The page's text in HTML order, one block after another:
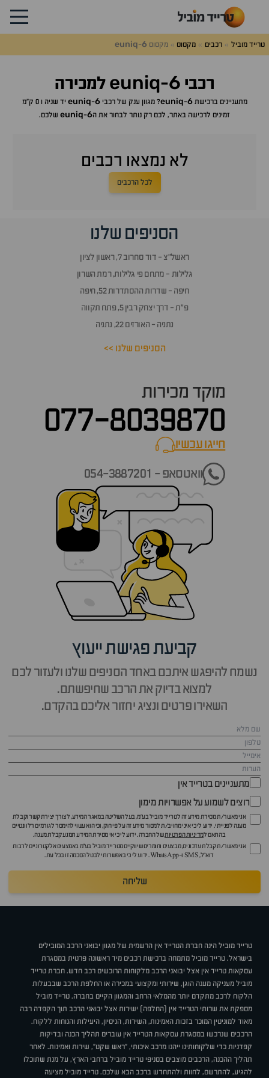
טרייד מוביל רכבים מקסוס מקסוס euniq-6
רכבי euniq-6 למכירה
מתעניינים ברכישת euniq-6 ? מגוון ענק של רכבי euniq-6
יד שניה ו 0 ק"מ
זמינים לרכישה באתר, לכם רק נותר לבחור את ה
euniq-6 שלכם.
לא נמצאו רכבים
לכל הרכבים
הסניפים שלנו
ראשל״צ - דוד סחרוב 7, ראשון לציון
גלילות - מתחם פי גלילות, רמת השרון
חיפה - שדרות ההסתדרות 52, חיפה
פ״ת - דרך יצחק רבין 5, פתח תקווה
נתניה - האורזים 22, נתניה
הסניפים שלנו >>
מוקד מכירות
077-8039870
חייגו עכשיוcall now
וואטסאפ - 054-3887201
קביעת פגישת ייעוץ
נשמח להיפגש איתכם באחד הסניפים שלנו ולעזור לכם
למצוא בדיוק את הרכב שחיפשתם.
השאירו פרטים ונציג יחזור אליכם בהקדם.
מתעניינים בטרייד אין
רוצים לשמוע על אפשרויות מימון
אני מאשר/ת מסירת מידע זה לטרייד מוביל בע"מ, בעל השליטה במאגר המידע, לצורך יצירת קשר וקבלת
מענה לפנייתי. ידוע לי כי איני מחויב/ת למסור מידע זה על פי חוק, וכי הוא עשוי להימסר לגורמים רלוונטיים
בהתאם למדיניות הפרטיותשל החברה. ידוע לי כי אי מסירת המידע תמנע קבלת מענה.
אני מאשר/ת קבלת עדכונים, מבצעים וחומרים שיווקיים מטרייד מוביל בע"מ באמצעים אלקטרוניים לרבות
דוא״ל, SMS ו-WhatsApp. ידוע לי כי באפשרותי לבטל הסכמה זו בכל עת.
שליחה
טרייד מוביל הינה חברת הטרייד אין הרשמית של מגוון יבואני הרכב המובילים
בישראל. טרייד מוביל מתמחה ברכישת רכבים מיד ראשונה פרטית במסגרת
עסקאות טרייד אין אצל יבואני הרכב מלקוחות הרוכשים רכב חדש. חברת טרייד
מוביל מעניקה מענה הוגן, שירותי ומקצועי במכירה או החלפת הרכב שבבעלות
הלקוח לרכב מתקדם יותר מהמלאי הרחב והמגוון הקיים בחברה. טרייד מוביל
מספקת את שרותי הטרייד אין (החלפה) ישירות אצל יבואני הרכב תוך הקפדה רבה
מאוד למוניטין המוכר בזכות האמינות, השירות, הניסיון, היעילות והנוחות ללקוח.
הרכבים שנרכשו במסגרת עסקאות הטרייד אין עוברים תהליך הכנה ובדיקות
קפדניות כדי שלקוחותינו ייהנו מרכב איכותי, "ראש שקט", שירות ואמינות. לאחר
תהליך ההכנה, הרכבים מוצבים בסניפי טרייד מוביל ברחבי הארץ, על מנת שתוכלו
להגיע, להתרשם, לחוות ולהתחדש ברכב הבא שלכם. טרייד מוביל מציעה